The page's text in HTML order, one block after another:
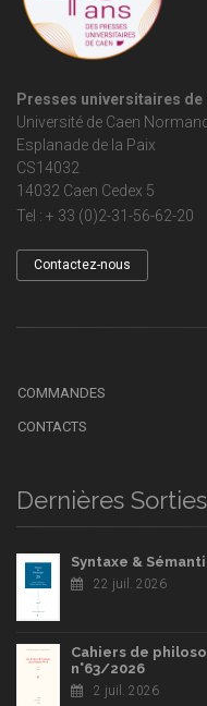
Presses universitaires de
Université de Caen
Esplanade de la Paix
CS14032
14032 Caen Cedex 5
Tel : + 33 (0)2-31-56-62-20
Contactez-nous
COMMANDES
CONTACTS
Dernières Sorties
Syntaxe &
22 juil. 2026
Cahiers de
n°63/2026
2 juil. 2026